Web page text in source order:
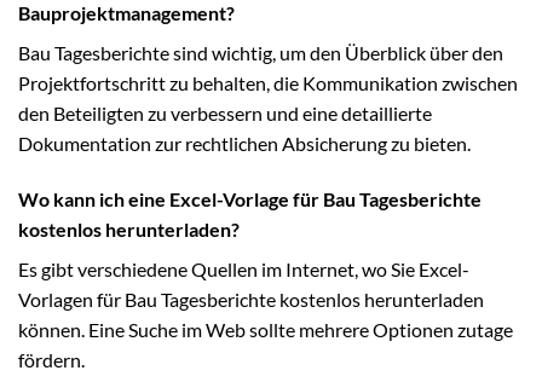
Bauprojektmanagement?
Bau Tagesberichte sind wichtig, um den Überblick über den
Projektfortschritt zu behalten, die Kommunikation zwischen
den Beteiligten zu verbessern und eine detaillierte
Dokumentation zur rechtlichen Absicherung zu bieten.
Wo kann ich eine Excel-Vorlage für Bau Tagesberichte
kostenlos herunterladen?
Es gibt verschiedene Quellen im Internet, wo Sie Excel-
Vorlagen für Bau Tagesberichte kostenlos herunterladen
können. Eine Suche im Web sollte mehrere Optionen zutage
fördern.